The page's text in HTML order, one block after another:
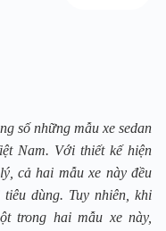
số những mẫu xe sedan
Nam. Với thiết kế hiện
cả hai mẫu xe này đều
dùng. Tuy nhiên, khi
trong hai mẫu xe này,